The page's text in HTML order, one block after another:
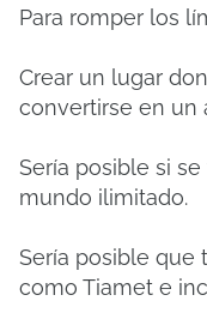
Para romper los
Crear un lugar
convertirse en un
Sería posible si
mundo ilimitado.
Sería posible que
como Tiamet e